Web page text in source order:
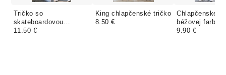
Tričko so
skateboardovou
potlačou
11.50 €
King chlapčenské tričko
8.50 €
Chlapčenské
béžovej farbe
9.90 €